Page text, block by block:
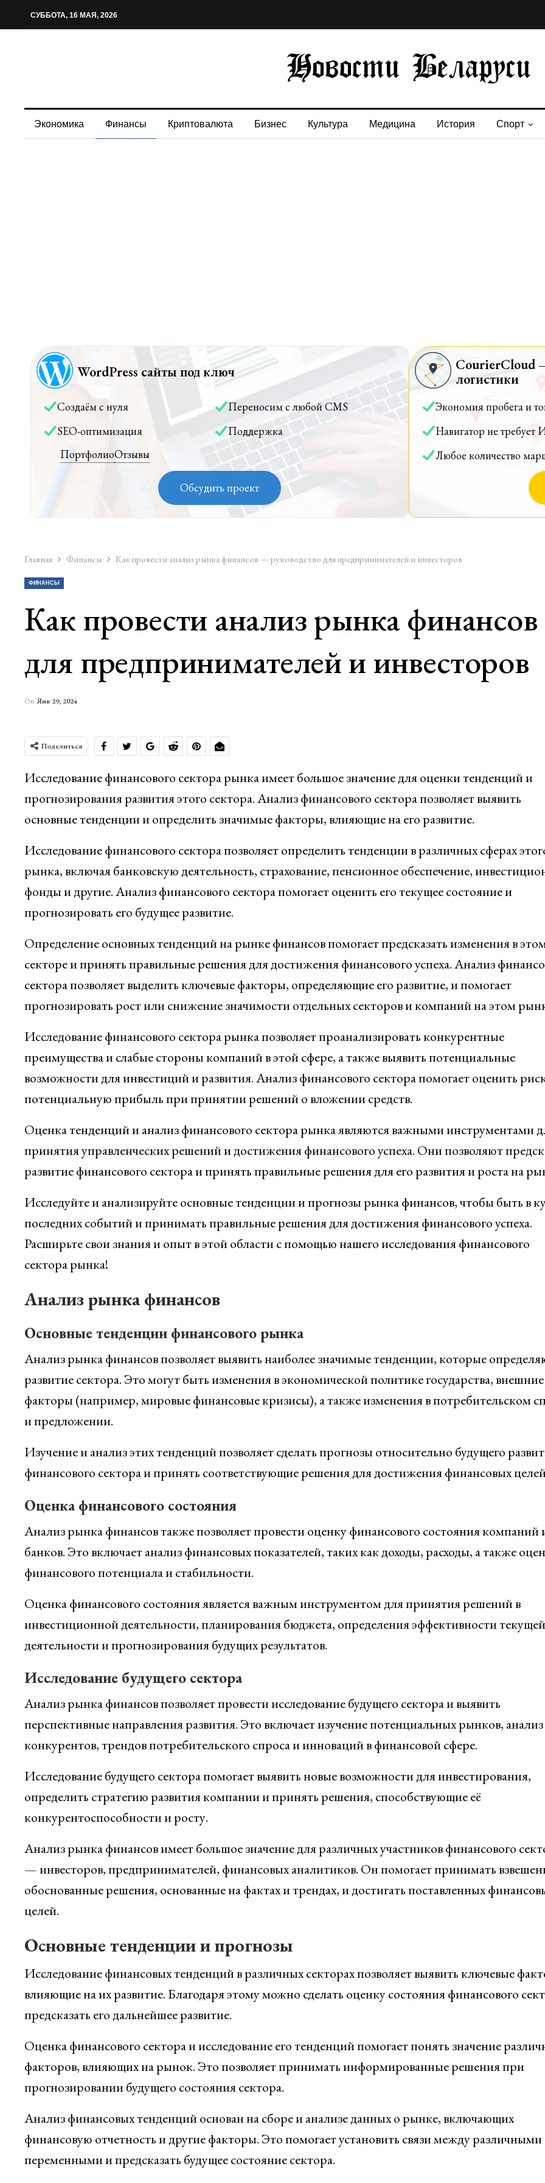
СУББОТА, 16 МАЯ, 2026
Экономика Финансы Криптовалюта Бизнес Культура Медицина История Спорт
WordPress сайты под ключ
Создаём с нуля
Переносим с любой CMS
SEO-оптимизация
Поддержка
ПортфолиоОтзывы
Обсудить проект
CourierCloud
логистики
Экономия пробега и
Навигатор не требует
Любое количество
Главная Финансы Как провести анализ рынка финансов — руководство для предпринимателей и инвесторов
ФИНАНСЫ
Как провести анализ рынка
для предпринимателей и инвесторов
On Янв 29, 2024
Поделиться
Исследование финансового сектора рынка имеет большое значение для оценки тенденций и
прогнозирования развития этого сектора. Анализ финансового сектора позволяет выявить
основные тенденции и определить значимые факторы, влияющие на его развитие.
Исследование финансового сектора позволяет определить тенденции в различных сферах
рынка, включая банковскую деятельность, страхование, пенсионное обеспечение,
фонды и другие. Анализ финансового сектора помогает оценить его текущее состояние и
прогнозировать его будущее развитие.
Определение основных тенденций на рынке финансов помогает предсказать изменения в
секторе и принять правильные решения для достижения финансового успеха. Анализ
сектора позволяет выделить ключевые факторы, определяющие его развитие, и помогает
прогнозировать рост или снижение значимости отдельных секторов и компаний на этом
Исследование финансового сектора рынка позволяет проанализировать конкурентные
преимущества и слабые стороны компаний в этой сфере, а также выявить потенциальные
возможности для инвестиций и развития. Анализ финансового сектора помогает оценить
потенциальную прибыль при принятии решений о вложении средств.
Оценка тенденций и анализ финансового сектора рынка являются важными инструментами
принятия управленческих решений и достижения финансового успеха. Они позволяют
развитие финансового сектора и принять правильные решения для его развития и роста на
Исследуйте и анализируйте основные тенденции и прогнозы рынка финансов, чтобы быть в
последних событий и принимать правильные решения для достижения финансового успеха.
Расширьте свои знания и опыт в этой области с помощью нашего исследования финансового
сектора рынка!
Анализ рынка финансов
Основные тенденции финансового рынка
Анализ рынка финансов позволяет выявить наиболее значимые тенденции, которые
развитие сектора. Это могут быть изменения в экономической политике государства, внешние
факторы (например, мировые финансовые кризисы), а также изменения в потребительском
и предложении.
Изучение и анализ этих тенденций позволяет сделать прогнозы относительно будущего
финансового сектора и принять соответствующие решения для достижения финансовых
Оценка финансового состояния
Анализ рынка финансов также позволяет провести оценку финансового состояния компаний
банков. Это включает анализ финансовых показателей, таких как доходы, расходы, а также
финансового потенциала и стабильности.
Оценка финансового состояния является важным инструментом для принятия решений в
инвестиционной деятельности, планирования бюджета, определения эффективности текущей
деятельности и прогнозирования будущих результатов.
Исследование будущего сектора
Анализ рынка финансов позволяет провести исследование будущего сектора и выявить
перспективные направления развития. Это включает изучение потенциальных рынков, анализ
конкурентов, трендов потребительского спроса и инноваций в финансовой сфере.
Исследование будущего сектора помогает выявить новые возможности для инвестирования,
определить стратегию развития компании и принять решения, способствующие её
конкурентоспособности и росту.
Анализ рынка финансов имеет большое значение для различных участников финансового
— инвесторов, предпринимателей, финансовых аналитиков. Он помогает принимать
обоснованные решения, основанные на фактах и трендах, и достигать поставленных
целей.
Основные тенденции и прогнозы
Исследование финансовых тенденций в различных секторах позволяет выявить ключевые
влияющие на их развитие. Благодаря этому можно сделать оценку состояния финансового
предсказать его дальнейшее развитие.
Оценка финансового сектора и исследование его тенденций помогает понять значение
факторов, влияющих на рынок. Это позволяет принимать информированные решения при
прогнозировании будущего состояния сектора.
Анализ финансовых тенденций основан на сборе и анализе данных о рынке, включающих
финансовую отчетность и другие факторы. Это помогает установить связи между различными
переменными и предсказать будущее состояние сектора.